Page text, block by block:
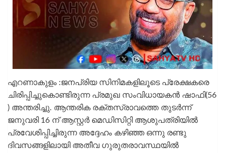
എറണാകുളം :ജനപ്രിയ സിനിമകളിലൂടെ പ്രേക്ഷകരെ
ചിരിപ്പിച്ചുകൊണ്ടിരുന്ന പ്രമുഖ സംവിധായകന്‍ ഷാഫി(56
) അന്തരിച്ചു. ആന്തരിക രക്തസ്രാവത്തെ തുടര്‍ന്ന്
ജനുവരി 16 ന് ആസ്റ്റർ മെഡിസിറ്റി ആശുപത്രിയില്‍
പ്രവേശിപ്പിച്ചിരുന്ന അദ്ദേഹം കഴിഞ്ഞ ഒന്നു രണ്ടു
ദിവസങ്ങളിലായി അതീവ ഗുരുതരാവസ്ഥയിൽ